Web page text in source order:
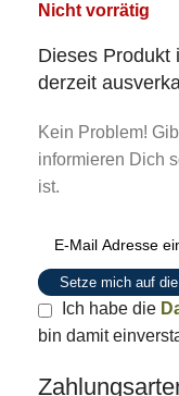
Nicht vorrätig
Dieses Produkt
derzeit
Kein Problem!
informieren Dich
ist.
Setze mich auf
Ich habe die
bin damit